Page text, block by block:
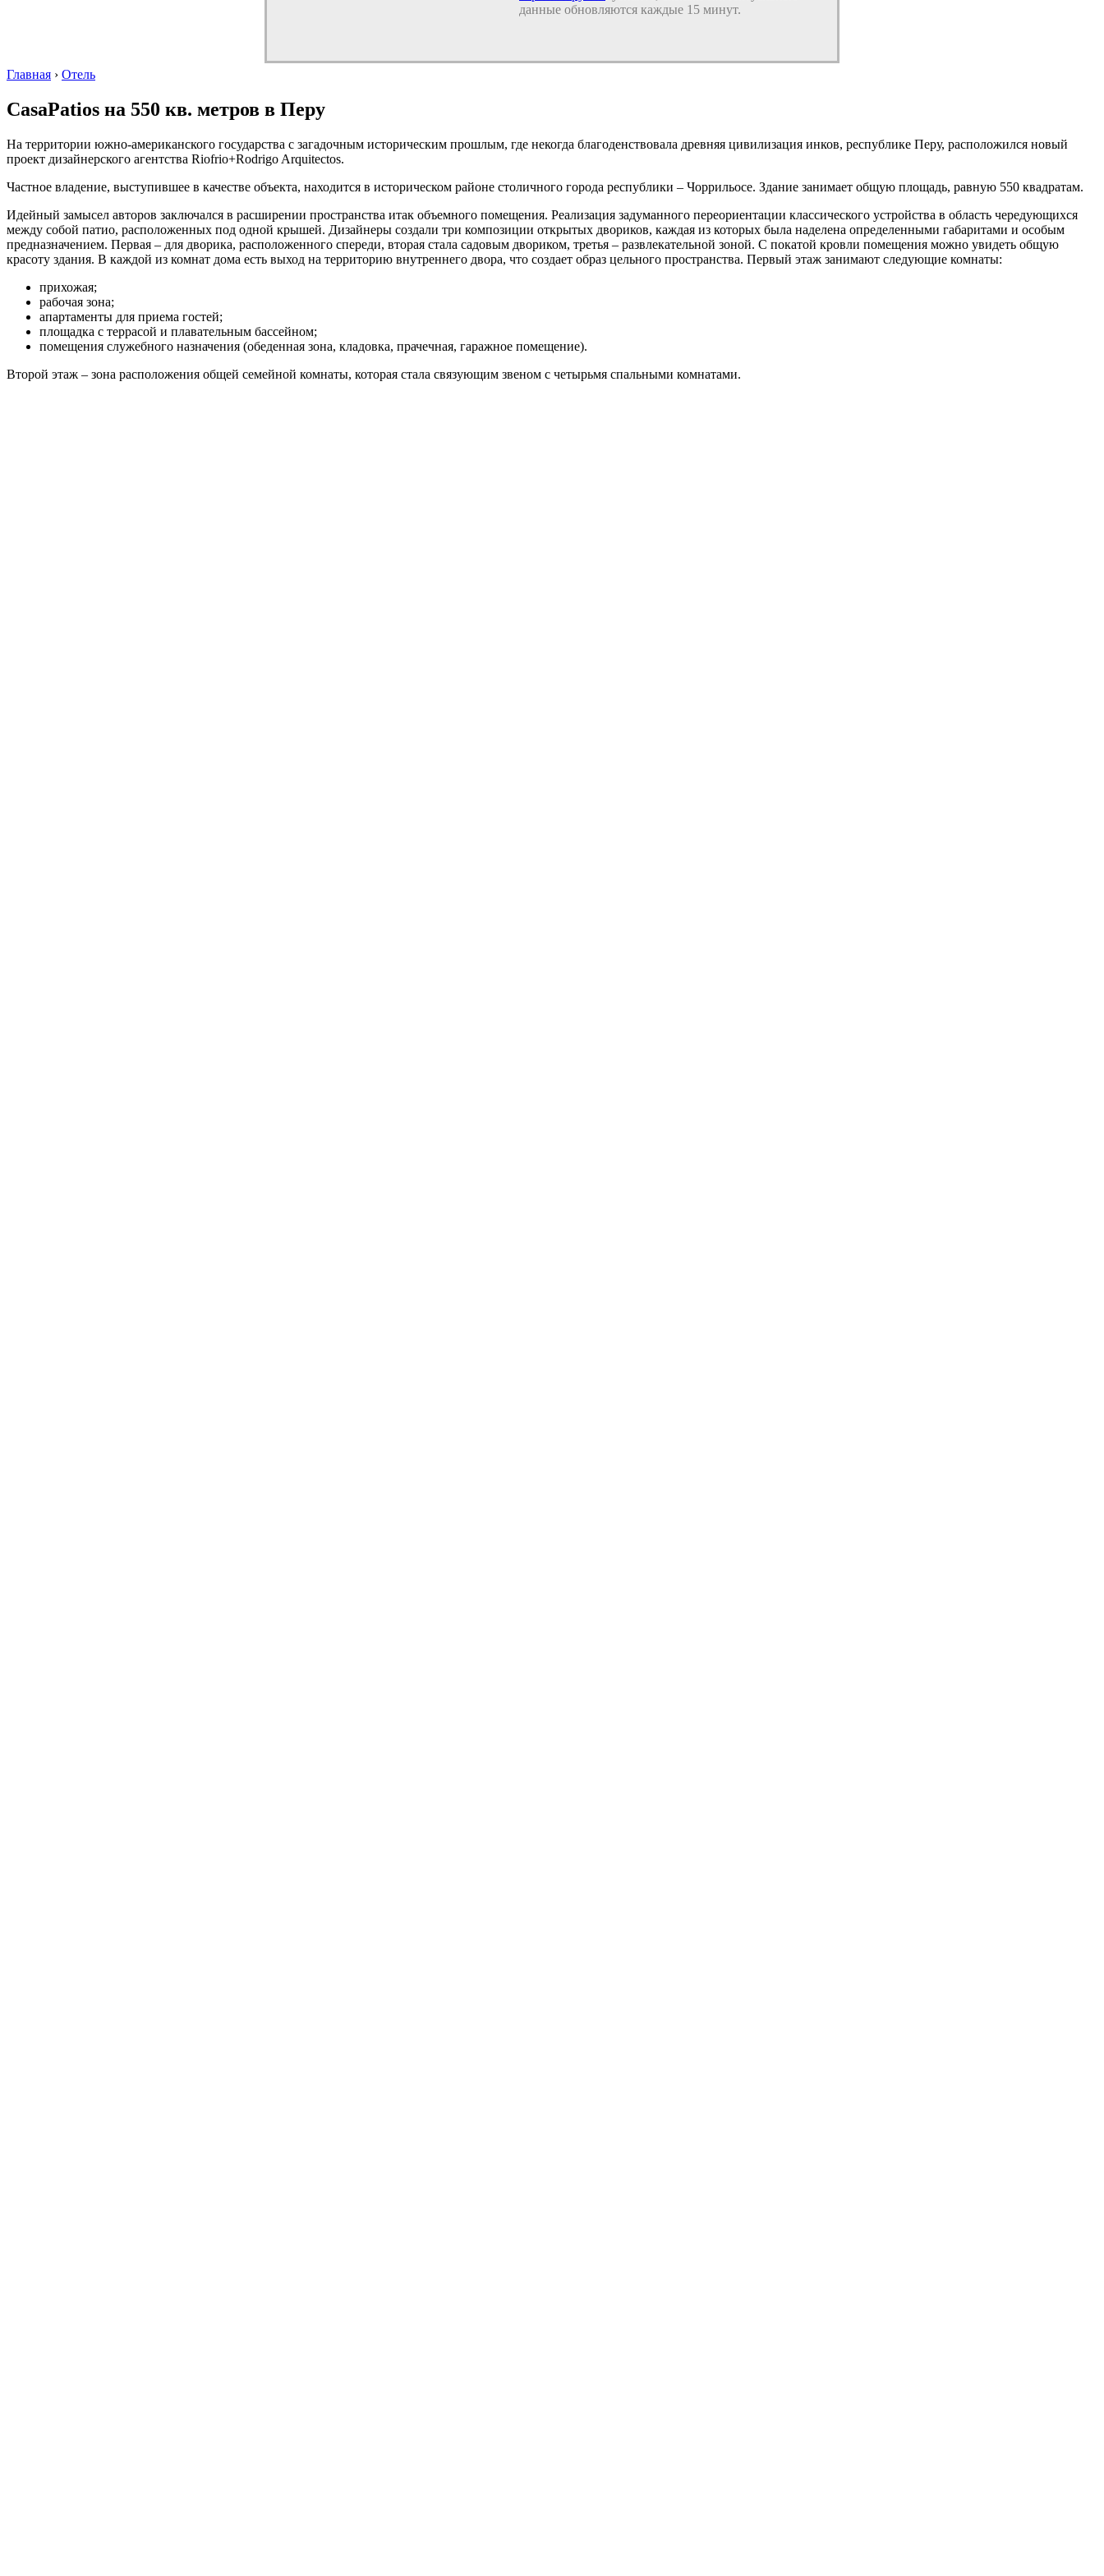
данные обновляются каждые 15 минут.
Главная › Отель
CasaPatios на 550 кв. метров в Перу
На территории южно-американского государства с загадочным историческим прошлым, где некогда благоденствовала древняя цивилизация инков, республике Перу, расположился новый
проект дизайнерского агентства Riofrio+Rodrigo Arquitectos.
Частное владение, выступившее в качестве объекта, находится в историческом районе столичного города республики – Чоррильосе. Здание занимает общую площадь, равную 550 квадратам.
Идейный замысел авторов заключался в расширении пространства итак объемного помещения. Реализация задуманного переориентации классического устройства в область чередующихся
между собой патио, расположенных под одной крышей. Дизайнеры создали три композиции открытых двориков, каждая из которых была наделена определенными габаритами и особым
предназначением. Первая – для дворика, расположенного спереди, вторая стала садовым двориком, третья – развлекательной зоной. С покатой кровли помещения можно увидеть общую
красоту здания. В каждой из комнат дома есть выход на территорию внутреннего двора, что создает образ цельного пространства. Первый этаж занимают следующие комнаты:
прихожая;
рабочая зона;
апартаменты для приема гостей;
площадка с террасой и плавательным бассейном;
помещения служебного назначения (обеденная зона, кладовка, прачечная, гаражное помещение).
Второй этаж – зона расположения общей семейной комнаты, которая стала связующим звеном с четырьмя спальными комнатами.